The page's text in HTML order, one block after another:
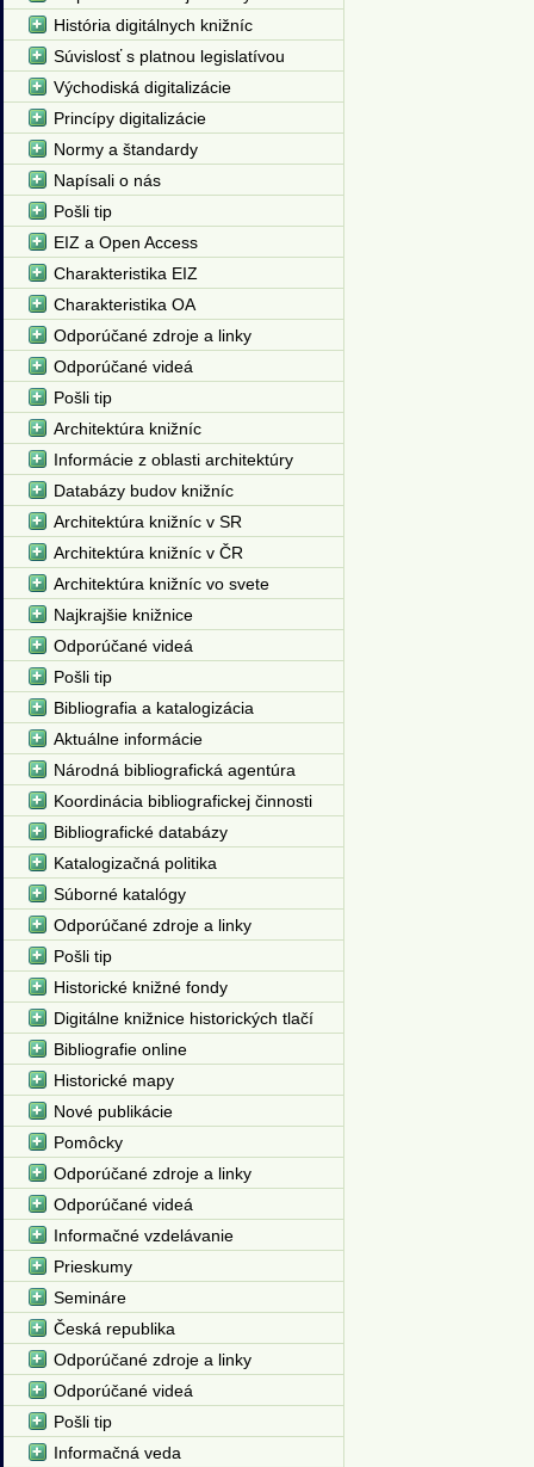
História digitálnych knižníc
Súvislosť s platnou legislatívou
Východiská digitalizácie
Princípy digitalizácie
Normy a štandardy
Napísali o nás
Pošli tip
EIZ a Open Access
Charakteristika EIZ
Charakteristika OA
Odporúčané zdroje a linky
Odporúčané videá
Pošli tip
Architektúra knižníc
Informácie z oblasti architektúry
Databázy budov knižníc
Architektúra knižníc v SR
Architektúra knižníc v ČR
Architektúra knižníc vo svete
Najkrajšie knižnice
Odporúčané videá
Pošli tip
Bibliografia a katalogizácia
Aktuálne informácie
Národná bibliografická agentúra
Koordinácia bibliografickej činnosti
Bibliografické databázy
Katalogizačná politika
Súborné katalógy
Odporúčané zdroje a linky
Pošli tip
Historické knižné fondy
Digitálne knižnice historických tlačí
Bibliografie online
Historické mapy
Nové publikácie
Pomôcky
Odporúčané zdroje a linky
Odporúčané videá
Informačné vzdelávanie
Prieskumy
Semináre
Česká republika
Odporúčané zdroje a linky
Odporúčané videá
Pošli tip
Informačná veda